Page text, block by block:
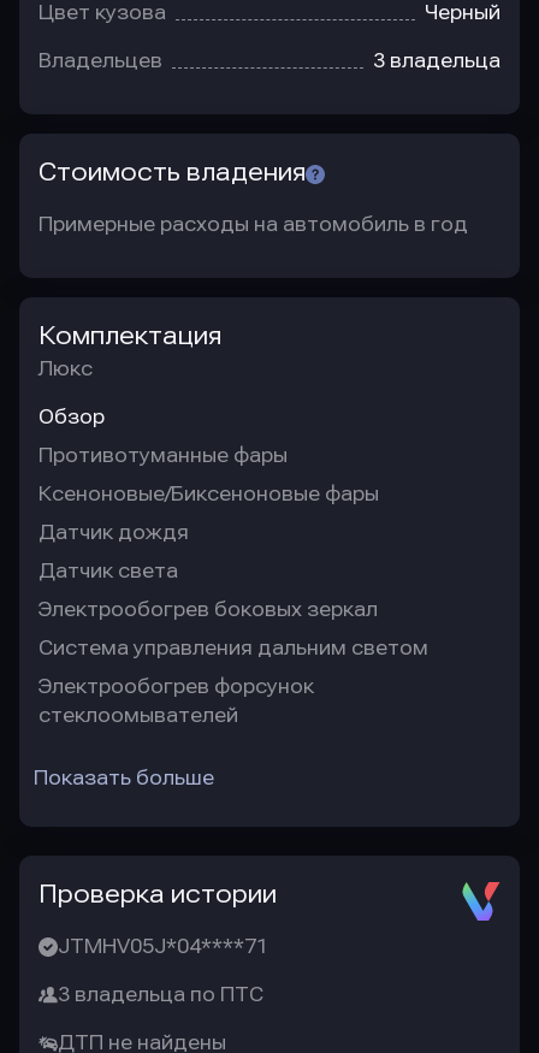
Цвет кузова Черный
Владельцев 3 владельца
Стоимость владения
Примерные расходы на автомобиль в год
Комплектация
Люкс
Обзор
Противотуманные фары
Ксеноновые/Биксеноновые фары
Датчик дождя
Датчик света
Электрообогрев боковых зеркал
Система управления дальним светом
Электрообогрев форсунок
стеклоомывателей
Показать больше
Проверка истории
JTMHV05J*04****71
3 владельца по ПТС
ДТП не найдены